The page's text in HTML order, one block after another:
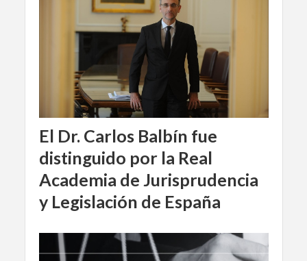
El Dr. Carlos Balbín fue
distinguido por la Real
Academia de Jurisprudencia
y Legislación de España